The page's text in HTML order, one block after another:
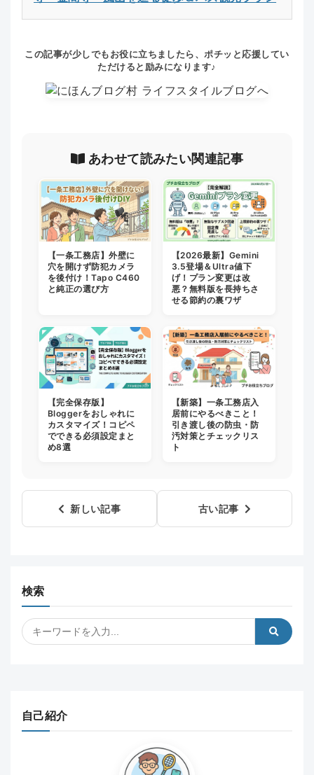
この記事が少しでもお役に立ちましたら、ポチッと応援してい
ただけると励みになります♪
あわせて読みたい関連記事
【一条工務店】外壁に
穴を開けず防犯カメラ
を後付け！Tapo C460
と純正の選び方
【2026最新】Gemini
3.5登場＆Ultra値下
げ！プラン変更は改
悪？無料版を長持ちさ
せる節約の裏ワザ
【完全保存版】
Bloggerをおしゃれに
カスタマイズ！コピペ
でできる必須設定まと
め8選
【新築】一条工務店入
居前にやるべきこと！
引き渡し後の防虫・防
汚対策とチェックリス
ト
新しい記事 古い記事
検索
自己紹介